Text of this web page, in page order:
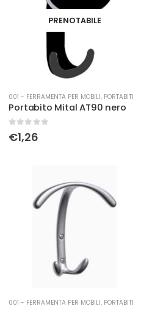
PRENOTABILE
001 - FERRAMENTA PER MOBILI, PORTABITI
Portabito Mital AT90 nero
Su 5
€1,26
001 - FERRAMENTA PER MOBILI, PORTABITI